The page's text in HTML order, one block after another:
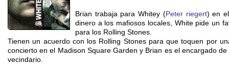
Brian trabaja para Whitey (Peter riegert) en
dinero a los mafiosos locales, White pide un
para los Rolling Stones.
Tienen un acuerdo con los Rolling Stones para que toquen por
concierto en el Madison Square Garden y Brian es el encargado
vecindario.